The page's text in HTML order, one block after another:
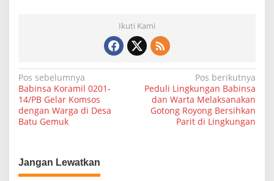
Ikuti Kami
N
a
v
a
Pos sebelumnya
Babinsa Koramil 0201-
14/PB Gelar Komsos
dengan Warga di Desa
Batu Gemuk
Pos berikutnya
Peduli Lingkungan Babinsa
dan Warta Melaksanakan
Gotong Royong Bersihkan
Parit di Lingkungan
Jangan Lewatkan